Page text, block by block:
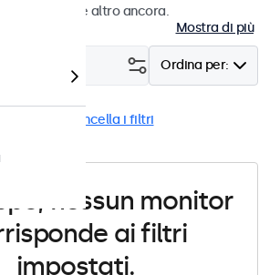
connettori e altro ancora.
Mostra di più
Ordina per:
Cancella i filtri
nessun monitor
ai filtri
impostati.